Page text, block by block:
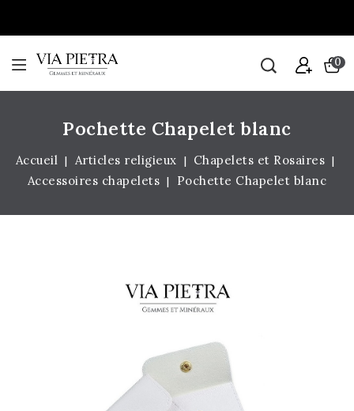
0
Pochette Chapelet blanc
Accueil Articles religieux
Chapelets et Rosaires
Accessoires chapelets
Pochette Chapelet blanc